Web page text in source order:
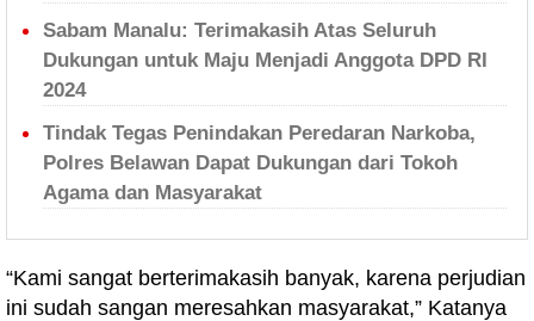
Sabam Manalu: Terimakasih Atas Seluruh
Dukungan untuk Maju Menjadi Anggota DPD RI
2024
Tindak Tegas Penindakan Peredaran Narkoba,
Polres Belawan Dapat Dukungan dari Tokoh
Agama dan Masyarakat
“Kami sangat berterimakasih banyak, karena perjudian
ini sudah sangan meresahkan masyarakat,” Katanya